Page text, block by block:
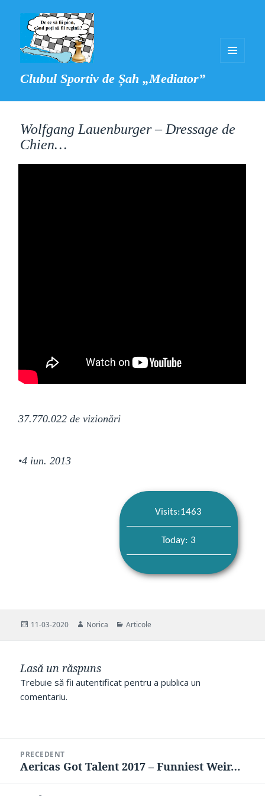
Clubul Sportiv de Șah „Mediator”
Wolfgang Lauenburger – Dressage de
Chien…
37.770.022 de vizionări
•4 iun. 2013
Visits:1463
Today: 3
Publicat
11-03-2020 Autor
Norica Categorii
Articole
Lasă un răspuns
Trebuie să fiiautentificat pentru a publica un
comentariu.
articole
PRECEDENT
Articolul
Aericas Got Talent 2017 – Funniest Weir…